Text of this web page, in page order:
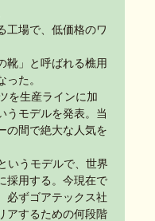
工場で、低価格のワ
靴」と呼ばれる樵用
た。
を生産ラインに加
うモデルを発表。当
の間で絶大な人気を
いうモデルで、世界
採用する。今現在で
必ずゴアテックス社
アするための何段階